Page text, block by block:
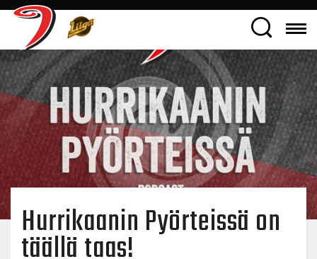
Hurrikaanin Pyörteissä on
täällä taas!